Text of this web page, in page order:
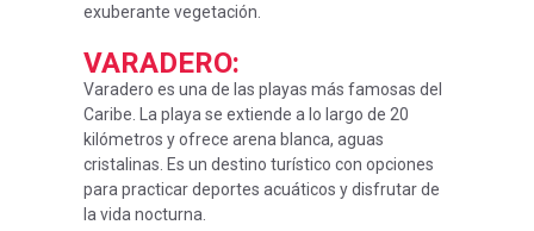
exuberante vegetación.
VARADERO:
Varadero es una de las playas más famosas del
Caribe. La playa se extiende a lo largo de 20
kilómetros y ofrece arena blanca, aguas
cristalinas. Es un destino turístico con opciones
para practicar deportes acuáticos y disfrutar de
la vida nocturna.